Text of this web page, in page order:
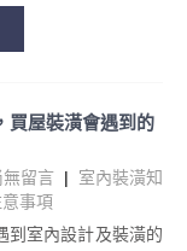
買屋裝潢會遇到的
無留言 | 室內裝潢知
事項
到室內設計及裝潢的